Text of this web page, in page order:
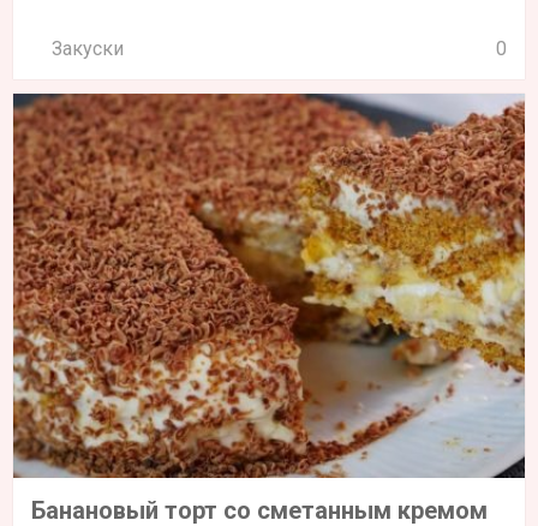
Закуски 0
Банановый торт со сметанным кремом